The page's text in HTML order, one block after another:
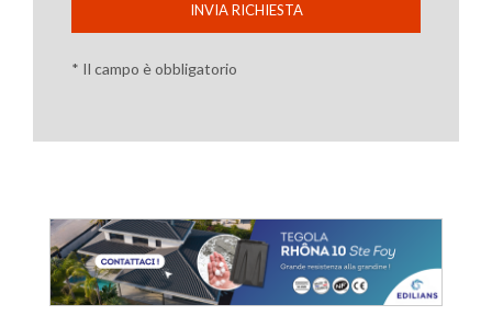
INVIA RICHIESTA
* Il campo è obbligatorio